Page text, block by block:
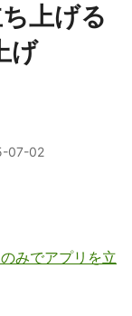
上げる
げ
07-02
みでアプリを立